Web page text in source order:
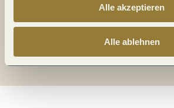
Alle akzeptieren
Alle ablehnen
Teilen Teilen
Teilen